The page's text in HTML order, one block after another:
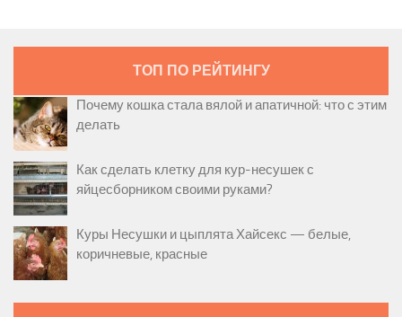
ТОП ПО РЕЙТИНГУ
Почему кошка стала вялой и апатичной: что с этим
делать
Как сделать клетку для кур-несушек с
яйцесборником своими руками?
Куры Несушки и цыплята Хайсекс — белые,
коричневые, красные